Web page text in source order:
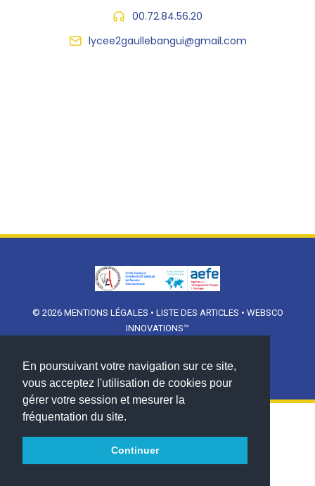
En poursuivant votre navigation sur ce site,
vous acceptez l'utilisation de cookies pour
gérer votre session et mesurer la
fréquentation du site.
Continuer
00.72.84.56.20
lycee2gaullebangui@gmail.com
© 2026 MENTIONS LÉGALES • LISTE DES ARTICLES • WEBSCO
INNOVATIONS™